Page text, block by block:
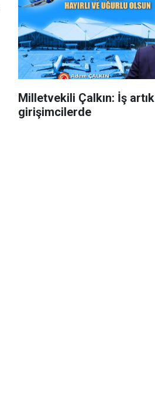
Milletvekili Çalkın: İş artık
girişimcilerde